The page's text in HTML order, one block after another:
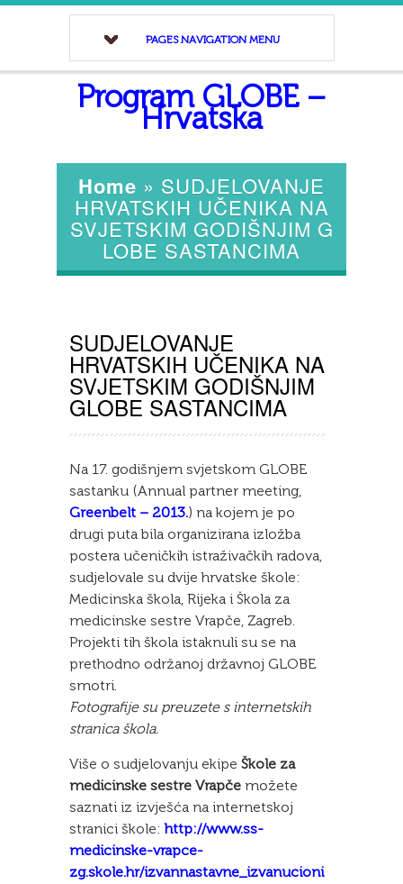
PAGES NAVIGATION MENU
Program GLOBE –
Hrvatska
Home » SUDJELOVANJE
HRVATSKIH UČENIKA NA
SVJETSKIM GODIŠNJIM G
LOBE SASTANCIMA
SUDJELOVANJE
HRVATSKIH UČENIKA NA
SVJETSKIM GODIŠNJIM
GLOBE SASTANCIMA
Na 17. godišnjem svjetskom GLOBE
sastanku (Annual partner meeting,
Greenbelt – 2013.) na kojem je po
drugi puta bila organizirana izložba
postera učeničkih istraživačkih radova,
sudjelovale su dvije hrvatske škole:
Medicinska škola, Rijeka i Škola za
medicinske sestre Vrapče, Zagreb.
Projekti tih škola istaknuli su se na
prethodno održanoj državnoj GLOBE
smotri.
Fotografije su preuzete s internetskih
stranica škola.
Više o sudjelovanju ekipe Škole za
medicinske sestre Vrapče možete
saznati iz izvješća na internetskoj
stranici škole:http://www.ss-
medicinske-vrapce-
zg.skole.hr/izvannastavne_izvanucioni